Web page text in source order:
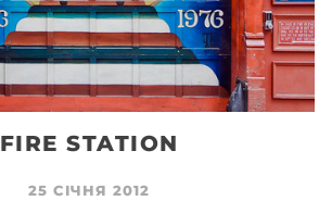
FIRE STATION
25 СІЧНЯ 2012